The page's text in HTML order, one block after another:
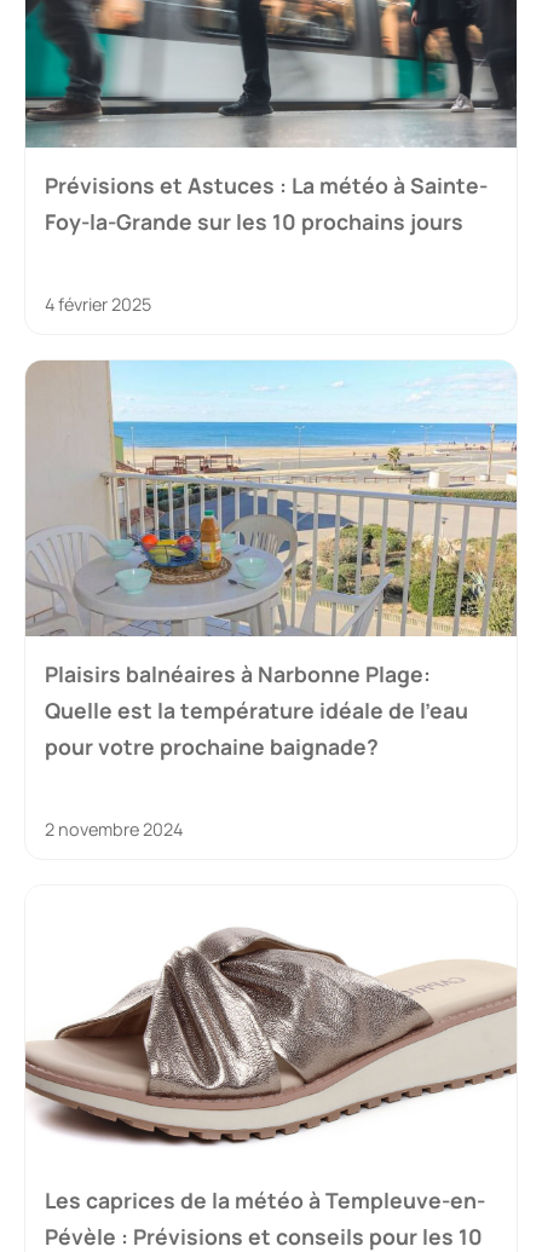
Prévisions et Astuces : La météo à Sainte-
Foy-la-Grande sur les 10 prochains jours
4 février 2025
Plaisirs balnéaires à Narbonne Plage:
Quelle est la température idéale de l’eau
pour votre prochaine baignade?
2 novembre 2024
Les caprices de la météo à Templeuve-en-
Pévèle : Prévisions et conseils pour les 10